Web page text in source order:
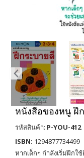
หนังสือของหนู ฝึ
รหัสสินค้า: P-YOU-412
ISBN: 1294877734499
หากเด็กๆ กำลังเริ่มฝึก